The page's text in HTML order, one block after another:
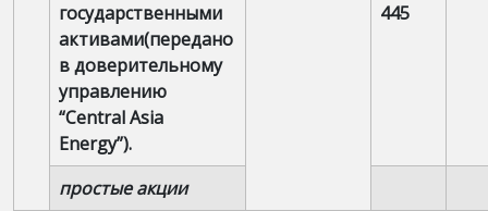
государственными
активами(передано
в доверительному
управлению
“Central Asia
Energy”).
445
простые акции